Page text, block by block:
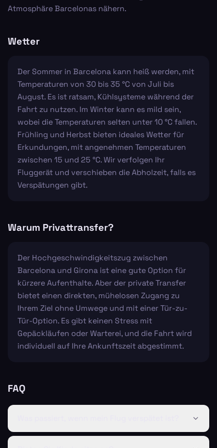
Atmosphäre Barcelonas nähern.
Wetter
Der Sommer in Barcelona kann heiß werden, mit
Temperaturen von 30 bis 35 °C von Juli bis
August. Es ist ratsam, Kühlsysteme während der
Fahrt zu nutzen. Im Winter kann es mild sein,
wobei die Temperaturen selten unter 10 °C fallen.
Frühling und Herbst bieten ideales Wetter für
Erkundungen, mit angenehmen Temperaturen
zwischen 15 und 25 °C. Wir verfolgen Ihr
Fluggerät und verschieben die Abholzeit, falls es
Verspätungen gibt.
Warum Privattransfer?
Der Hochgeschwindigkeitszug zwischen
Barcelona und Girona ist eine gute Option für
kürzere Aufenthalte. Aber der private Transfer
bietet einen direkten, mühelosen Zugang zu
Ihrem Ziel ohne Umwege und mit einer Tür-zu-
Tür-Option. Es gibt keinen Stress mit
Gepäckläufen oder Warterei, und die Fahrt wird
individuell auf Ihre Ankunftszeit abgestimmt.
FAQ